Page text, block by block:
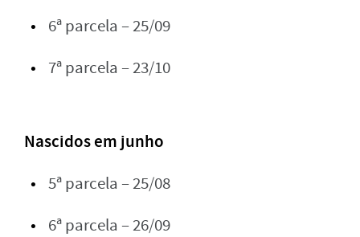
6ª parcela – 25/09
7ª parcela – 23/10
Nascidos em junho
5ª parcela – 25/08
6ª parcela – 26/09